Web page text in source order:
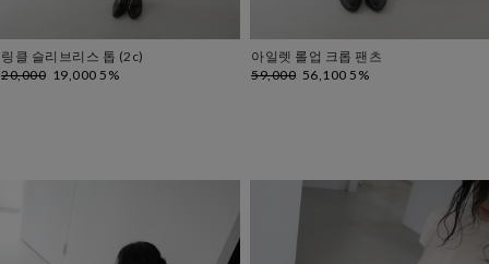
링클 슬리브리스 톱 (2c)
20,000 19,000 5%
아일렛 롤업 크롭 팬츠
59,000 56,100 5%